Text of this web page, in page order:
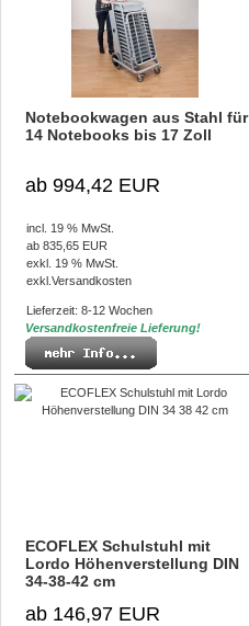
Notebookwagen aus Stahl für
14 Notebooks bis 17 Zoll
ab 994,42 EUR
incl. 19 % MwSt.
ab 835,65 EUR
exkl. 19 % MwSt.
exkl. Versandkosten
Lieferzeit: 8-12 Wochen
Versandkostenfreie Lieferung!
ECOFLEX Schulstuhl mit
Lordo Höhenverstellung DIN
34-38-42 cm
ab 146,97 EUR